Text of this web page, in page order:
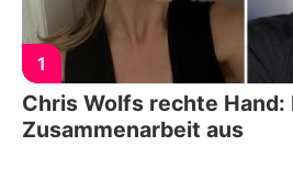
1
Chris Wolfs rechte Hand:
Zusammenarbeit aus